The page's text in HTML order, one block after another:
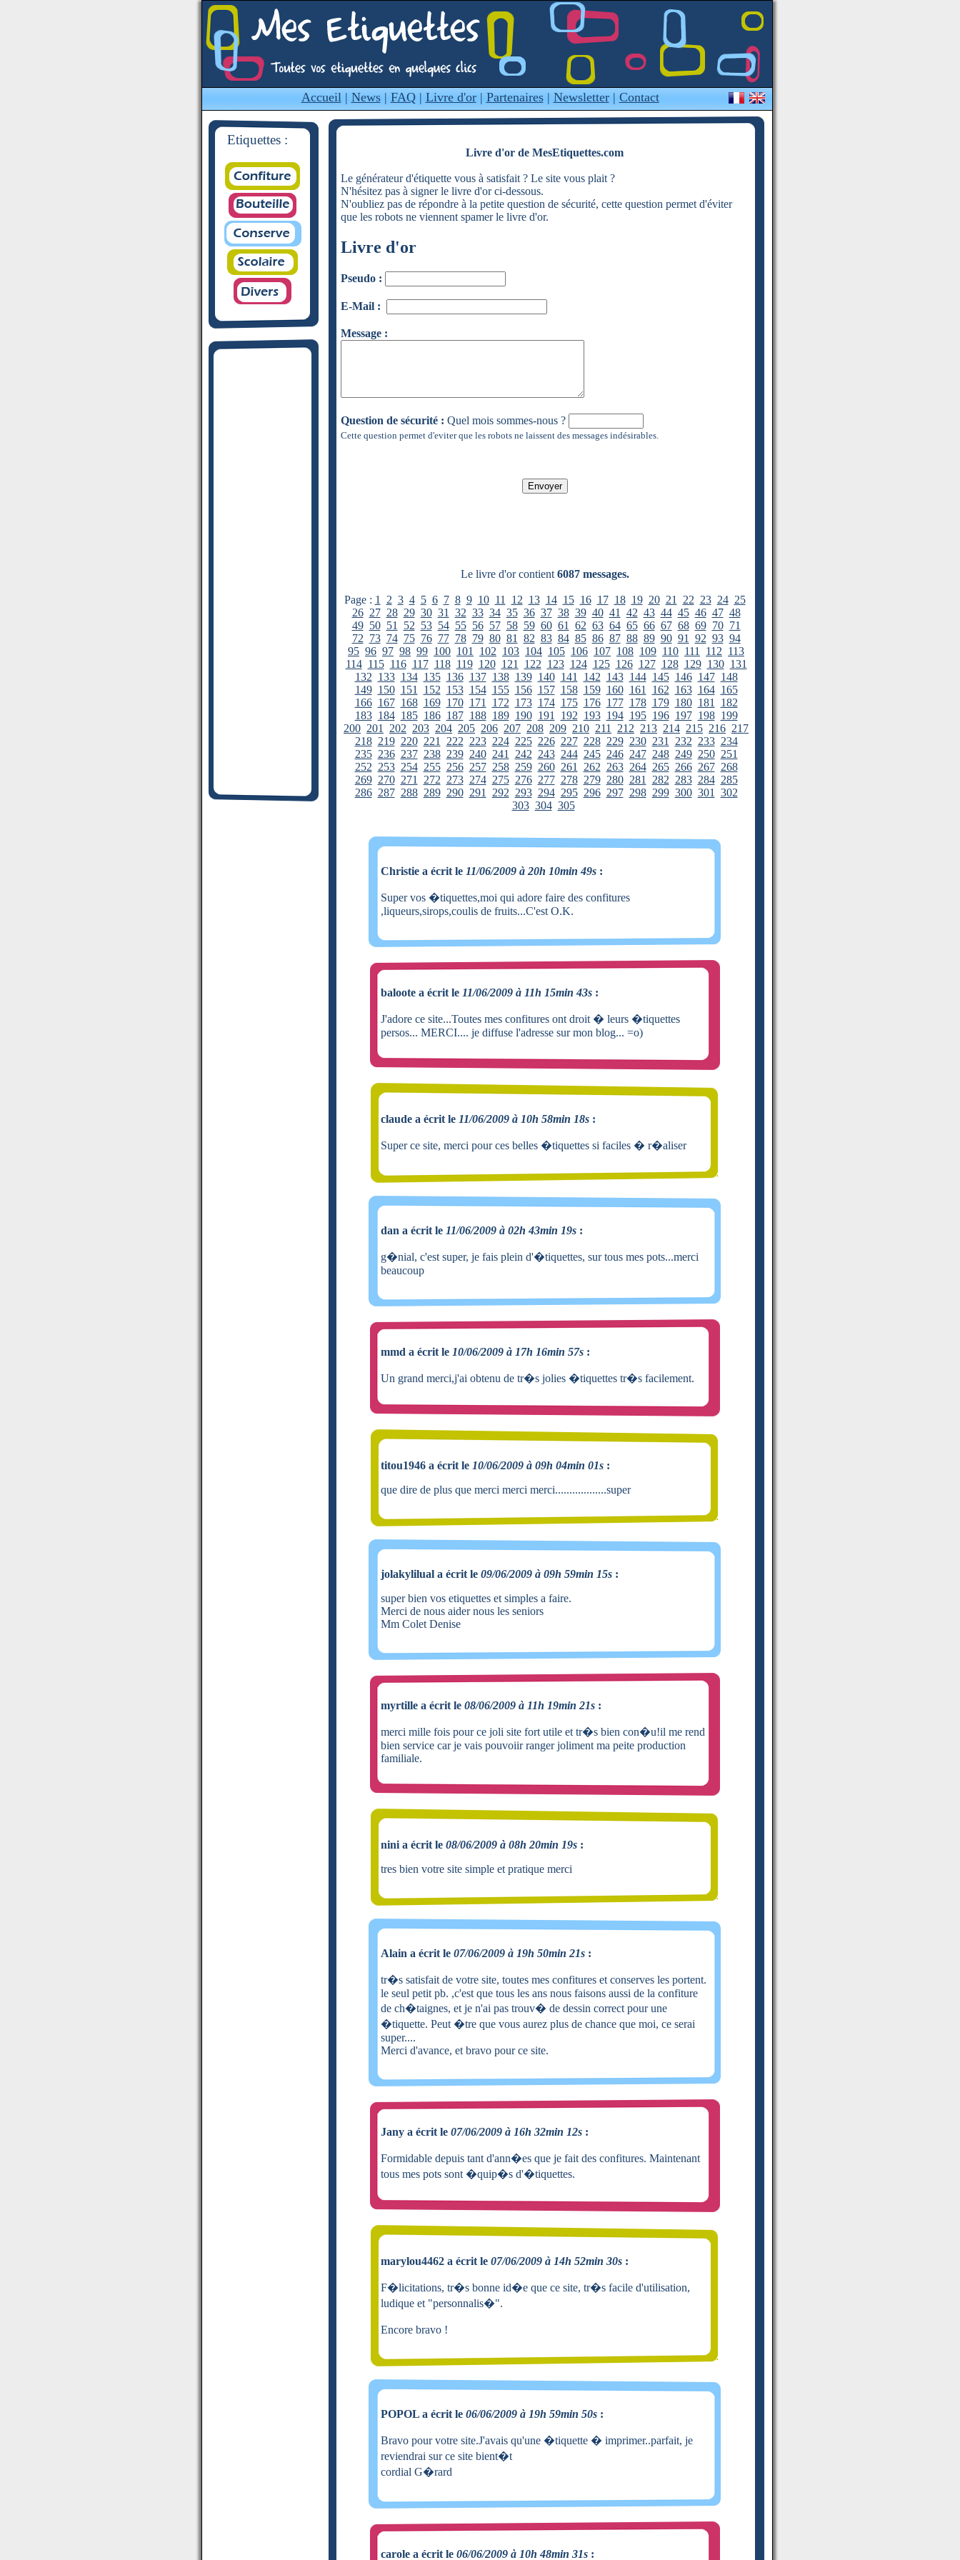
Accueil| News| FAQ| Livre d'or| Partenaires| Newsletter| Contact
Etiquettes :
Livre d'or de MesEtiquettes.com
Le générateur d'étiquette vous à satisfait ? Le site vous plait ?
N'hésitez pas à signer le livre d'or ci-dessous.
N'oubliez pas de répondre à la petite question de sécurité, cette question permet d'éviter
que les robots ne viennent spamer le livre d'or.
Livre d'or
Pseudo :
E-Mail :
Message :
Question de sécurité : Quel mois sommes-nous ?
Cette question permet d'eviter que les robots ne laissent des messages indésirables.
Le livre d'or contient 6087 messages.
Page : 1 2 3 4 5 6 7 8 9 10 11 12 13 14 15 16 17 18 19 20 21 22 23 24 25
26 27 28 29 30 31 32 33 34 35 36 37 38 39 40 41 42 43 44 45 46 47 48
49 50 51 52 53 54 55 56 57 58 59 60 61 62 63 64 65 66 67 68 69 70 71
72 73 74 75 76 77 78 79 80 81 82 83 84 85 86 87 88 89 90 91 92 93 94
95 96 97 98 99 100 101 102 103 104 105 106 107 108 109 110 111 112 113
114 115 116 117 118 119 120 121 122 123 124 125 126 127 128 129 130 131
132 133 134 135 136 137 138 139 140 141 142 143 144 145 146 147 148
149 150 151 152 153 154 155 156 157 158 159 160 161 162 163 164 165
166 167 168 169 170 171 172 173 174 175 176 177 178 179 180 181
182
183 184 185 186 187 188 189 190 191 192 193 194 195 196 197 198 199
200 201 202 203 204 205 206 207 208 209 210 211 212 213 214 215 216 217
218 219 220 221 222 223 224 225 226 227 228 229 230 231 232 233 234
235 236 237 238 239 240 241 242 243 244 245 246 247 248 249 250 251
252 253 254 255 256 257 258 259 260 261 262 263 264 265 266 267 268
269 270 271 272 273 274 275 276 277 278 279 280 281 282 283 284 285
286 287 288 289 290 291 292 293 294 295 296 297 298 299 300 301
302
303 304 305
Christie a écrit le 11/06/2009 à 20h 10min 49s :
Super vos �tiquettes,moi qui adore faire des confitures
,liqueurs,sirops,coulis de fruits...C'est O.K.
baloote a écrit le 11/06/2009 à 11h 15min 43s :
J'adore ce site...Toutes mes confitures ont droit � leurs �tiquettes
persos... MERCI.... je diffuse l'adresse sur mon blog... =o)
claude a écrit le 11/06/2009 à 10h 58min 18s :
Super ce site, merci pour ces belles �tiquettes si faciles � r�aliser
dan a écrit le 11/06/2009 à 02h 43min 19s :
g�nial, c'est super, je fais plein d'�tiquettes, sur tous mes pots...merci
beaucoup
mmd a écrit le 10/06/2009 à 17h 16min 57s :
Un grand merci,j'ai obtenu de tr�s jolies �tiquettes tr�s facilement.
titou1946 a écrit le 10/06/2009 à 09h 04min 01s :
que dire de plus que merci merci merci..................super
jolakylilual a écrit le 09/06/2009 à 09h 59min 15s :
super bien vos etiquettes et simples a faire.
Merci de nous aider nous les seniors
Mm Colet Denise
myrtille a écrit le 08/06/2009 à 11h 19min 21s :
merci mille fois pour ce joli site fort utile et tr�s bien con�u!il me rend
bien service car je vais pouvoiir ranger joliment ma peite production
familiale.
nini a écrit le 08/06/2009 à 08h 20min 19s :
tres bien votre site simple et pratique merci
Alain a écrit le 07/06/2009 à 19h 50min 21s :
tr�s satisfait de votre site, toutes mes confitures et conserves les portent.
le seul petit pb. ,c'est que tous les ans nous faisons aussi de la confiture
de ch�taignes, et je n'ai pas trouv� de dessin correct pour une
�tiquette. Peut �tre que vous aurez plus de chance que moi, ce serai
super....
Merci d'avance, et bravo pour ce site.
Jany a écrit le 07/06/2009 à 16h 32min 12s :
Formidable depuis tant d'ann�es que je fait des confitures. Maintenant
tous mes pots sont �quip�s d'�tiquettes.
marylou4462 a écrit le 07/06/2009 à 14h 52min 30s :
F�licitations, tr�s bonne id�e que ce site, tr�s facile d'utilisation,
ludique et "personnalis�".
Encore bravo !
POPOL a écrit le 06/06/2009 à 19h 59min 50s :
Bravo pour votre site.J'avais qu'une �tiquette � imprimer..parfait, je
reviendrai sur ce site bient�t
cordial G�rard
carole a écrit le 06/06/2009 à 10h 48min 31s :